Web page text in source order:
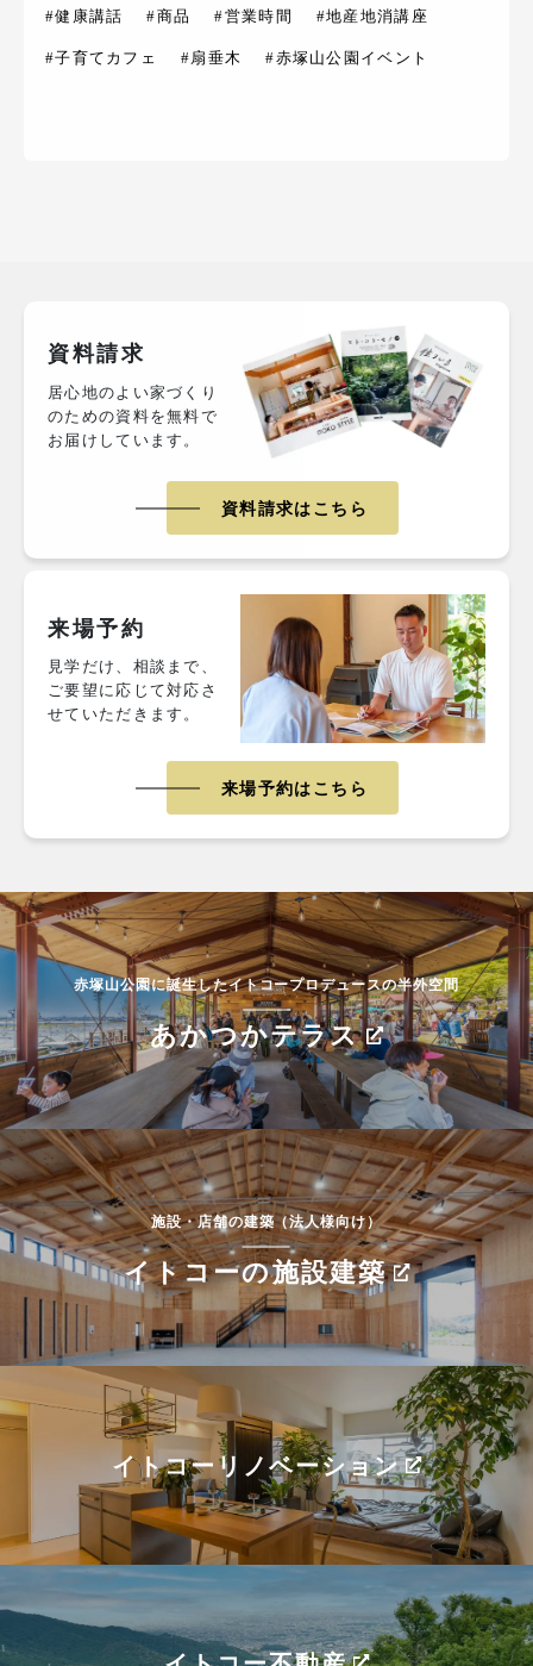
#健康講話 #商品 #営業時間 #地産地消講座
#子育てカフェ #扇垂木 #赤塚山公園イベント
資料請求
居心地のよい家づくり
のための資料を無料で
お届けしています。
資料請求はこちら
来場予約
見学だけ、相談まで、
ご要望に応じて対応さ
せていただきます。
来場予約はこちら
赤塚山公園に誕生したイトコープロデュースの半外空間
あかつかテラス
施設・店舗の建築（法人様向け）
イトコーの施設建築
イトコーリノベーション